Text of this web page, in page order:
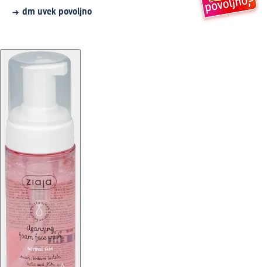
dm uvek povoljno